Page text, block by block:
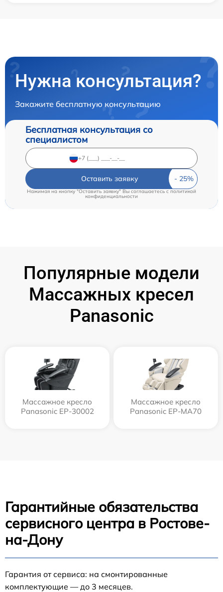
Нужна консультация?
Закажите бесплатную консультацию
Бесплатная консультация со
специалистом
Оставить заявку
Нажимая на кнопку "Оставить заявку" Вы соглашаетесь cполитикой
конфиденциальности
Популярные модели
Массажных кресел
Panasonic
Массажное кресло
Panasonic EP-30002
Массажное кресло
Panasonic EP-MA70
Гарантийные обязательства
сервисного центра в Ростове-
на-Дону
Гарантия от сервиса: на смонтированные
комплектующие — до 3 месяцев.